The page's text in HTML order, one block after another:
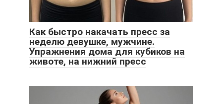
Как быстро накачать пресс за
неделю девушке, мужчине.
Упражнения дома для кубиков на
животе, на нижний пресс